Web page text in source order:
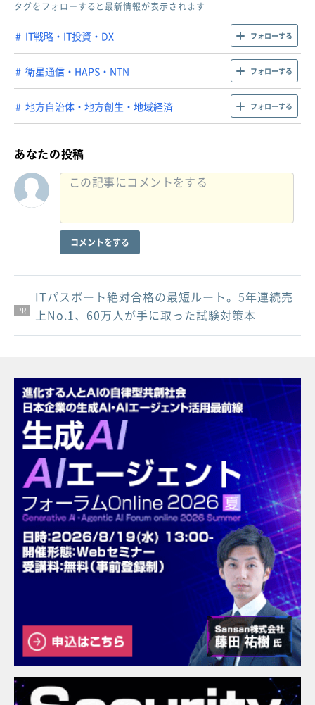
タグをフォローすると最新情報が表示されます
IT戦略・IT投資・DX フォローする
衛星通信・HAPS・NTN フォローする
地方自治体・地方創生・地域経済 フォローする
あなたの投稿
コメントをする
PR
PR
PR
ITパスポート絶対合格の最短ルート。5年連続売
上No.1、60万人が手に取った試験対策本